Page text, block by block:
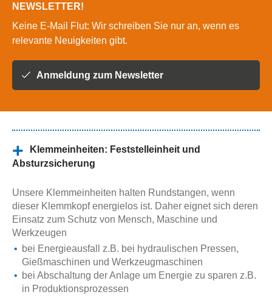
NEWSLETTER!
Keine E-Mail Flut: Wir schreiben Sie nur an, wenn es
relevante Neuigkeiten gibt.
Anmeldung zum Newsletter
Klemmeinheiten: Feststelleinheit und
Absturzsicherung
Unsere Klemmeinheiten halten Rundstangen, wenn
dieser Klemmkopf energielos ist. Daher eignet sich deren
Einsatz zum Schutz von Mensch, Maschine und
Werkzeugen
bei Energieausfall z.B. bei hydraulischen Pressen,
Gießmaschinen und Werkzeugmaschinen
bei Abschaltung der Anlage um Energie zu sparen z.B.
in Produktionsprozessen